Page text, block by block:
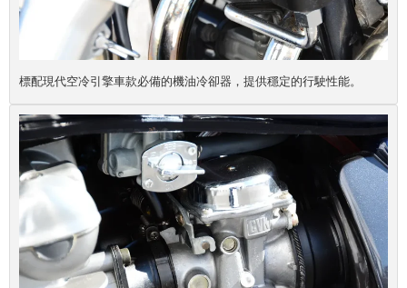
標配現代空冷引擎車款必備的機油冷卻器，提供穩定的行駛性能。